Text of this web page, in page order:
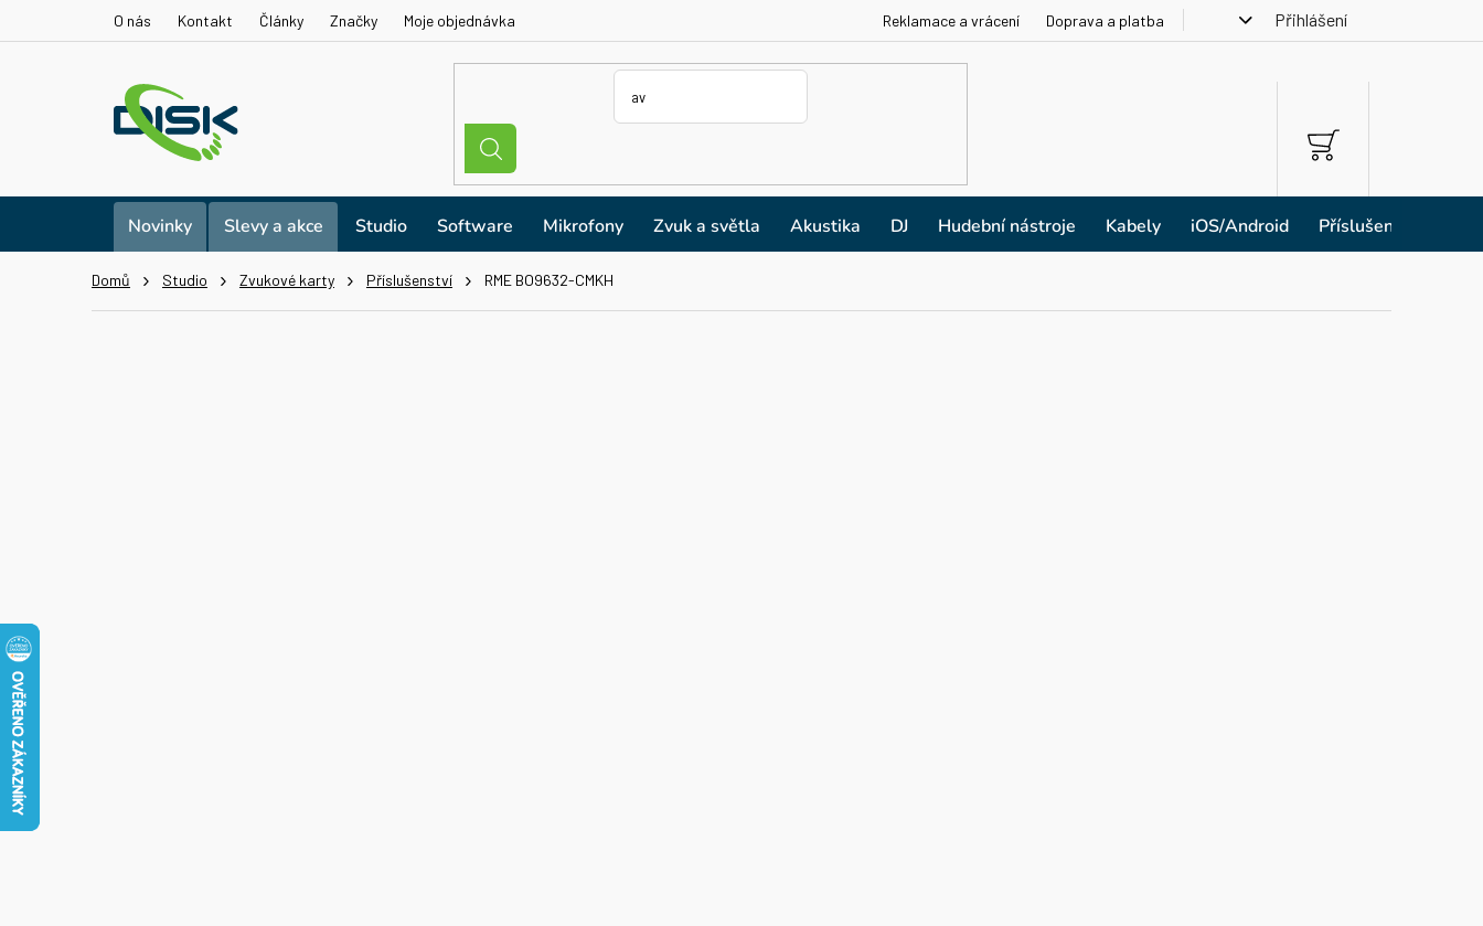
O nás Kontakt Články Značky Moje objednávka Reklamace a vrácení Doprava a platba Přihlášení
NÁKUPNÍ
KOŠÍK
Novinky Slevy a akce Studio Software Mikrofony Zvuk a světla Akustika DJ Hudební nástroje Kabely iOS/Android Příslušenství
Domů Studio Zvukové karty Příslušenství RME BO9632-CMKH